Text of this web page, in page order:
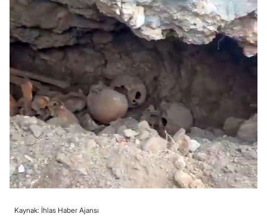
Kaynak: İhlas Haber Ajansı